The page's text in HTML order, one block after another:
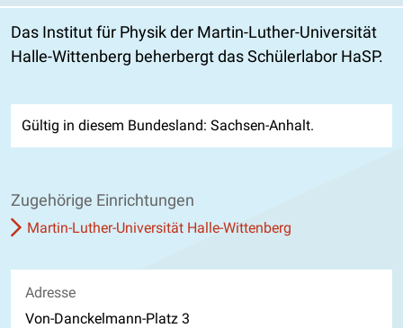
Das Institut für Physik der Martin-Luther-Universität
Halle-Wittenberg beherbergt das Schülerlabor HaSP.
Gültig in diesem Bundesland: Sachsen-Anhalt.
Zugehörige Einrichtungen
Martin-Luther-Universität Halle-Wittenberg
Adresse
Von-Danckelmann-Platz 3